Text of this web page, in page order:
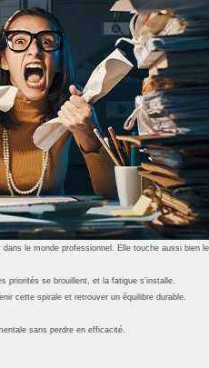
dans le monde professionnel. Elle touche aussi
priorités se brouillent, et la fatigue s’installe.
cette spirale et retrouver un équilibre durable.
sans perdre en efficacité.